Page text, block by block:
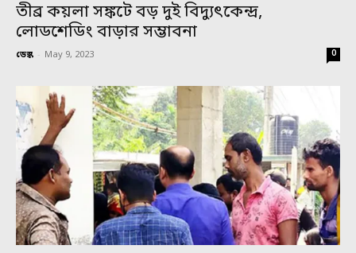
তীব্র কয়লা সঙ্কটে বড় দুই বিদ্যুৎকেন্দ্র,
লোডশেডিং বাড়ার সম্ভাবনা
ডেস্ক - May 9, 2023 0